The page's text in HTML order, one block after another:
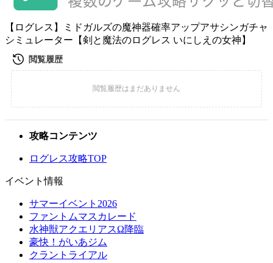
【ログレス】ミドガルズの魔神器確率アップアサシンガチャ
シミュレーター【剣と魔法のログレス いにしえの女神】
攻略コンテンツ
ログレス攻略TOP
イベント情報
サマーイベント2026
ファントムマスカレード
水神獣アクエリアスΩ降臨
豪快！がいあジム
クラントライアル